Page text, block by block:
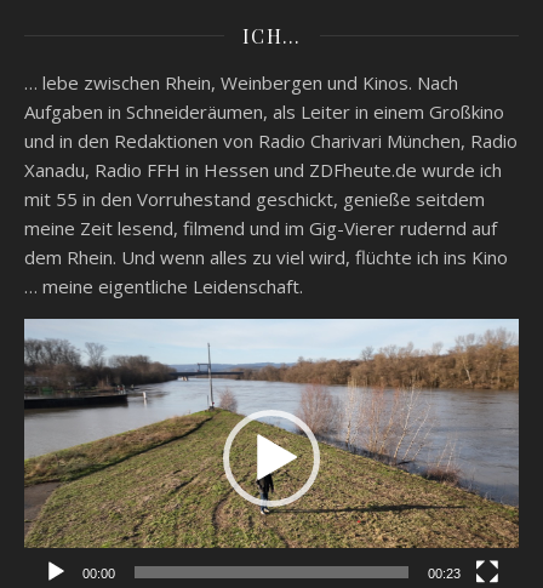
ICH…
… lebe zwischen Rhein, Weinbergen und Kinos. Nach
Aufgaben in Schneideräumen, als Leiter in einem Großkino
und in den Redaktionen von Radio Charivari München, Radio
Xanadu, Radio FFH in Hessen und ZDFheute.de wurde ich
mit 55 in den Vorruhestand geschickt, genieße seitdem
meine Zeit lesend, filmend und im Gig-Vierer rudernd auf
dem Rhein. Und wenn alles zu viel wird, flüchte ich ins Kino
… meine eigentliche Leidenschaft.
Player
00:00 00:23